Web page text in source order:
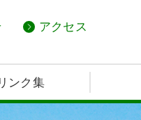
アクセス
リンク集